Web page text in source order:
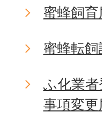
蜜蜂飼
蜜蜂転
ふ化業
事項変更